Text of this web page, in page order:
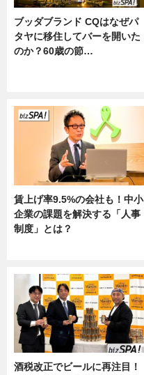
ブッダブランド CQはなぜパ
タヤに移住してバーを開いた
のか？60歳の節…
賃上げ率9.5%の会社も！中小
企業の課題を解決する「人事
制度」とは？
酒税改正でビールに再注目！